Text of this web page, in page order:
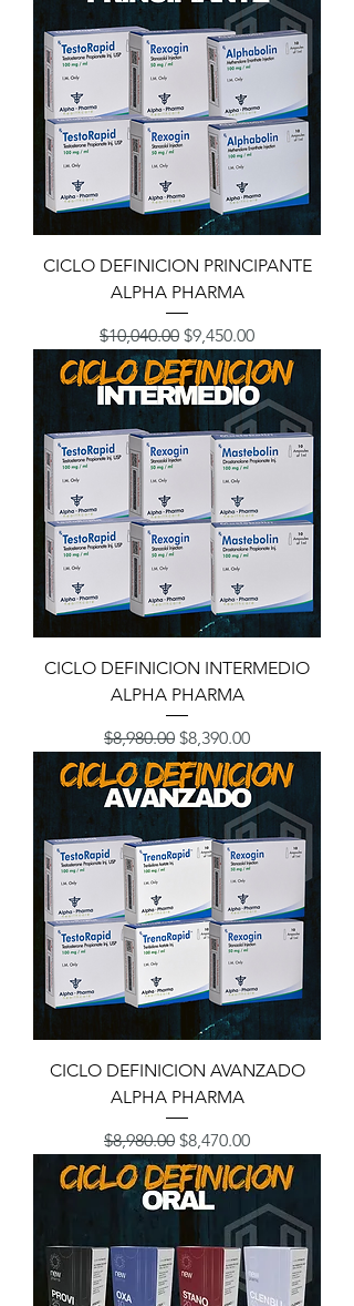
CICLO DEFINICION PRINCIPANTE
ALPHA PHARMA
Precio
$10,040.00 Precio de oferta
$9,450.00
CICLO DEFINICION INTERMEDIO
ALPHA PHARMA
Precio
$8,980.00 Precio de oferta
$8,390.00
CICLO DEFINICION AVANZADO
ALPHA PHARMA
Precio
$8,980.00 Precio de oferta
$8,470.00